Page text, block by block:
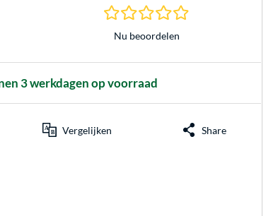
0.0 sterren
Nu beoordelen
3 werkdagen op voorraad
Vergelijken Share